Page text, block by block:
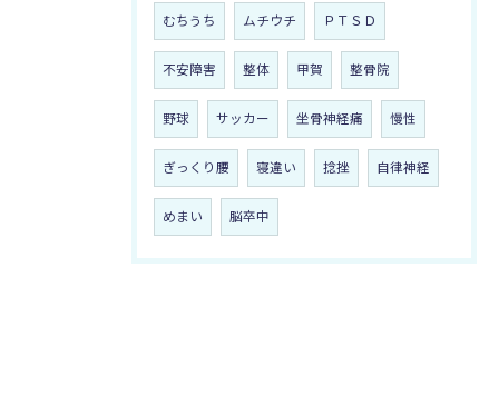
むちうち ムチウチ ＰＴＳＤ
不安障害 整体 甲賀 整骨院
野球 サッカー 坐骨神経痛 慢性
ぎっくり腰 寝違い 捻挫 自律神経
めまい 脳卒中